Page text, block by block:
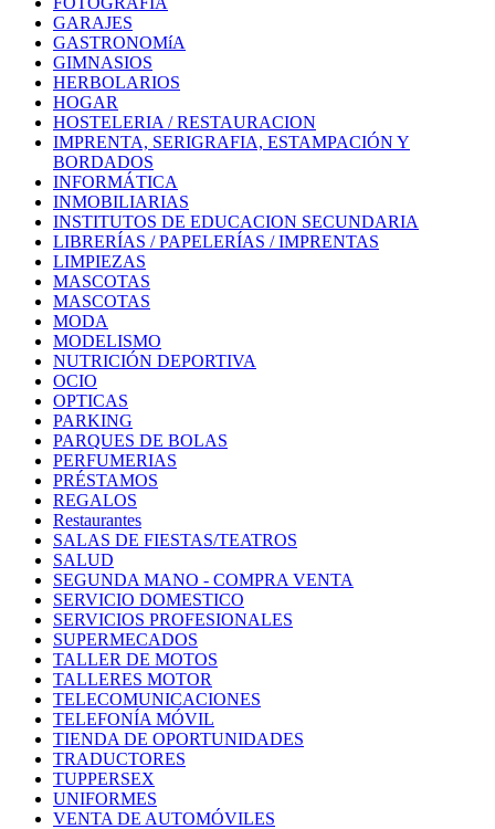
GARAJES
GASTRONOMíA
GIMNASIOS
HERBOLARIOS
HOGAR
HOSTELERIA / RESTAURACION
IMPRENTA, SERIGRAFIA, ESTAMPACIÓN Y
BORDADOS
INFORMÁTICA
INMOBILIARIAS
INSTITUTOS DE EDUCACION SECUNDARIA
LIBRERÍAS / PAPELERÍAS / IMPRENTAS
LIMPIEZAS
MASCOTAS
MASCOTAS
MODA
MODELISMO
NUTRICIÓN DEPORTIVA
OCIO
OPTICAS
PARKING
PARQUES DE BOLAS
PERFUMERIAS
PRÉSTAMOS
REGALOS
Restaurantes
SALAS DE FIESTAS/TEATROS
SALUD
SEGUNDA MANO - COMPRA VENTA
SERVICIO DOMESTICO
SERVICIOS PROFESIONALES
SUPERMECADOS
TALLER DE MOTOS
TALLERES MOTOR
TELECOMUNICACIONES
TELEFONÍA MÓVIL
TIENDA DE OPORTUNIDADES
TRADUCTORES
TUPPERSEX
UNIFORMES
VENTA DE AUTOMÓVILES